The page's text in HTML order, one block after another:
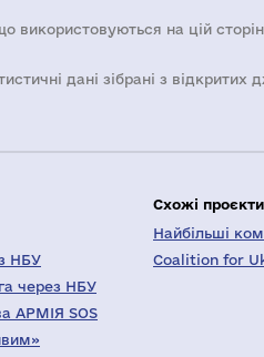
використовуються на цій
дані зібрані з
НБУ
через НБУ
АРМІЯ SOS
Схожі проєкти
Найбільші
Coalition for